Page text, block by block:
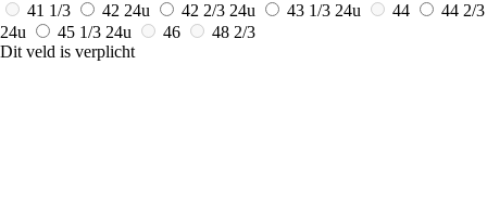
41 1/3
42 24u 42 2/3 24u 43 1/3 24u 44
44 2/3
24u
45 1/3 24u 46
48 2/3
Dit veld is verplicht